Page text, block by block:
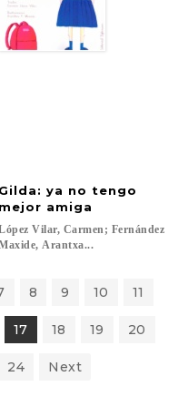
Gilda: ya no tengo
mejor amiga
Vilar, Carmen; Fernández
Arantxa...
8 9 10 11
17 18 19 20
24 Next